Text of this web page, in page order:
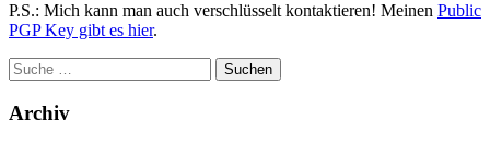
P.S.: Mich kann man auch verschlüsselt kontaktieren! Meinen Public
PGP Key gibt es hier.
Archiv